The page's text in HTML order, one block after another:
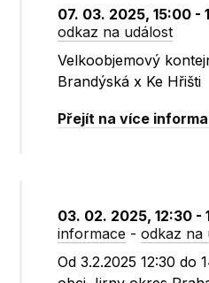
07. 03. 2025, 15:00 -
odkaz na událost
Velkoobjemový
Brandýská x Ke Hřišti
Přejít na více
03. 02. 2025, 12:30 -
informace -odkaz na
Od 3.2.2025 12:30 do